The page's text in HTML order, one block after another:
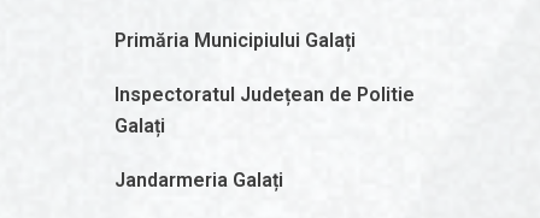
Primăria Municipiului Galați
Inspectoratul Județean de Politie
Galați
Jandarmeria Galați